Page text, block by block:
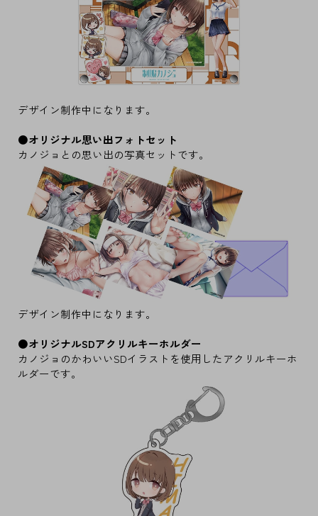
デザイン制作中になります。
●オリジナル思い出フォトセット
カノジョとの思い出の写真セットです。
デザイン制作中になります。
●オリジナルSDアクリルキーホルダー
カノジョのかわいいSDイラストを使用したアクリルキーホ
ルダーです。